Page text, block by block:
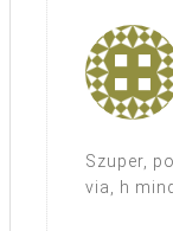
Szuper,
via, h